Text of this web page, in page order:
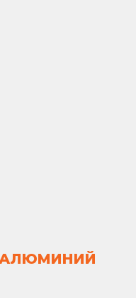
АЛЮМИНИЙ